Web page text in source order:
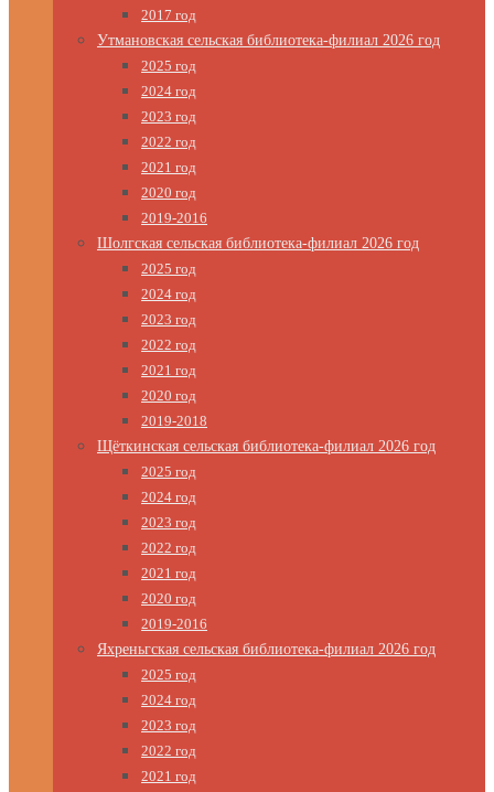
2017 год
Утмановская сельская библиотека-филиал 2026 год
2025 год
2024 год
2023 год
2022 год
2021 год
2020 год
2019-2016
Шолгская сельская библиотека-филиал 2026 год
2025 год
2024 год
2023 год
2022 год
2021 год
2020 год
2019-2018
Щёткинская сельская библиотека-филиал 2026 год
2025 год
2024 год
2023 год
2022 год
2021 год
2020 год
2019-2016
Яхреньгская сельская библиотека-филиал 2026 год
2025 год
2024 год
2023 год
2022 год
2021 год